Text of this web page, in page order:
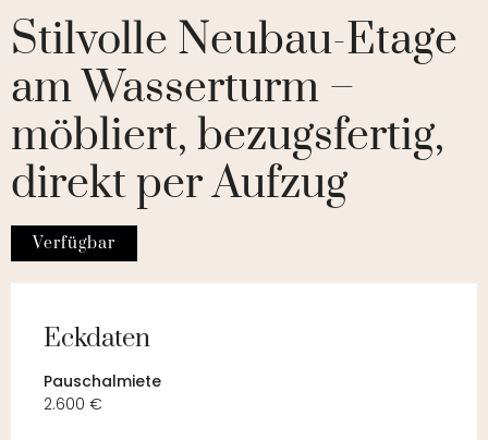
Stilvolle Neubau-Etage
am Wasserturm –
möbliert, bezugsfertig,
direkt per Aufzug
Verfügbar
Eckdaten
Pauschalmiete
2.600 €